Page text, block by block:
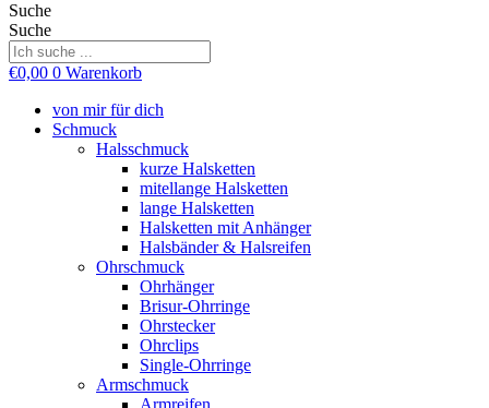
Suche
Suche
€0,00 0 Warenkorb
von mir für dich
Schmuck
Halsschmuck
kurze Halsketten
mitellange Halsketten
lange Halsketten
Halsketten mit Anhänger
Halsbänder & Halsreifen
Ohrschmuck
Ohrhänger
Brisur-Ohrringe
Ohrstecker
Ohrclips
Single-Ohrringe
Armschmuck
Armreifen